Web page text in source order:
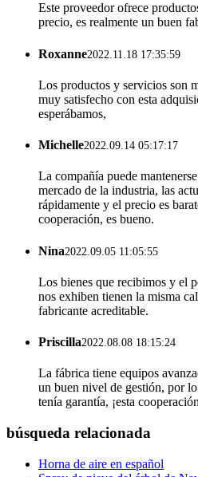
Este proveedor ofrece
precio, es realmente un buen
Roxanne2022.11.18 17:35:59
Los productos y servicios son
muy satisfecho con esta
esperábamos,
Michelle2022.09.14 05:17:17
La compañía puede
mercado de la industria, las
rápidamente y el precio es
cooperación, es bueno.
Nina2022.09.05 11:05:55
Los bienes que recibimos y el
nos exhiben tienen la misma
fabricante acreditable.
Priscilla2022.08.08 18:15:24
La fábrica tiene equipos
un buen nivel de gestión, por
tenía garantía, ¡esta
búsqueda relacionada
Horna de aire en español